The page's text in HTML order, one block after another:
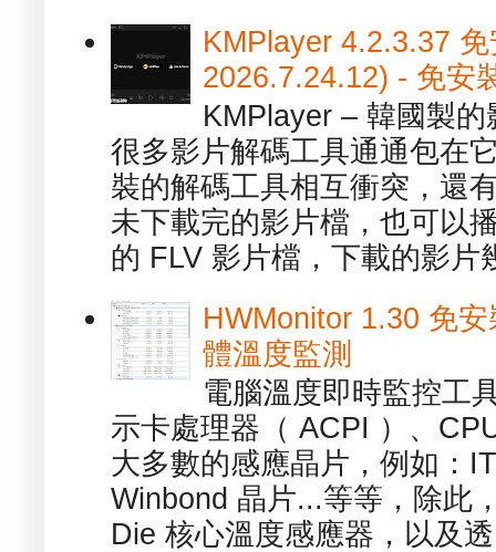
KMPlayer 4.2.3.37
2026.7.24.12) - 免安
KMPlayer – 韓國製
很多影片解碼工具通通包在
裝的解碼工具相互衝突，還
未下載完的影片檔，也可以
的 FLV 影片檔，下載的影片
HWMonitor 1.30 免
體溫度監測
電腦溫度即時監控工
示卡處理器（ ACPI ）、
大多數的感應晶片，例如：
Winbond 晶片...等等，除此
Die 核心溫度感應器，以及